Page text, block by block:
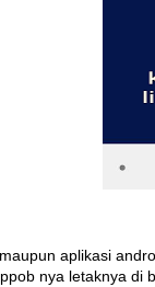
aplikasi
nya letaknya di